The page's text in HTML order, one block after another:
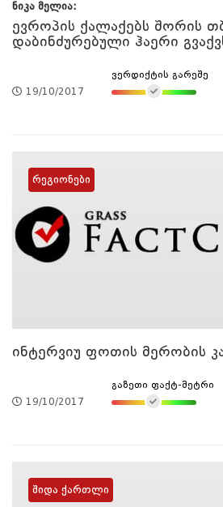
ნიკა მელია:
ევროპის ქალაქებს შორის
დაბინძურებული ჰაერი
19/10/2017
ვერდიქტის გარეშე
ინტერვიუ ფოთის მერობის
19/10/2017
გაზეთი ფაქტ-მეტრი
რეგიონები
შიდა ქართლი